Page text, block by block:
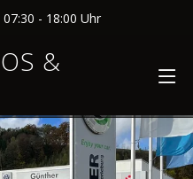
07:30 - 18:00 Uhr
&